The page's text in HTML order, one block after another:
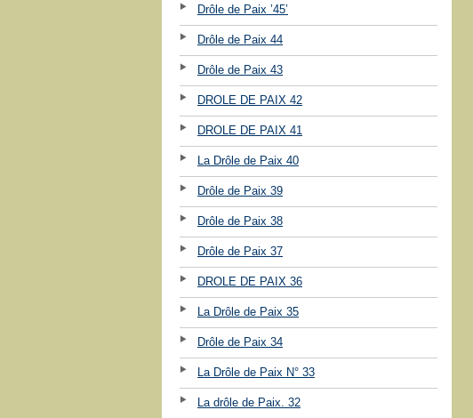
Drôle de Paix ’45’
Drôle de Paix 44
Drôle de Paix 43
DROLE DE PAIX 42
DROLE DE PAIX 41
La Drôle de Paix 40
Drôle de Paix 39
Drôle de Paix 38
Drôle de Paix 37
DROLE DE PAIX 36
La Drôle de Paix 35
Drôle de Paix 34
La Drôle de Paix N° 33
La drôle de Paix. 32